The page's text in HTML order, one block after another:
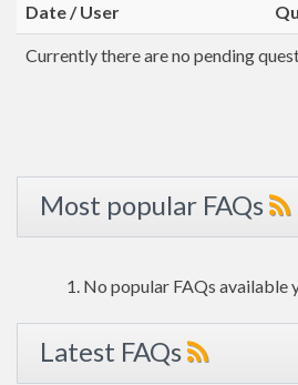
Date / User
Currently there are no pending
Most popular FAQs
No popular FAQs available
Latest FAQs